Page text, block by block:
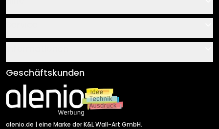
Über uns
Klebe- und Montageanleitungen
Newsletter An-/Abmeldung
Sendungsverfolgung
AGB
Impressum
Versand & Zahlung
Rücksendung
Geschäftskunden
alenio.de | eine Marke der K&L Wall-Art GmbH.